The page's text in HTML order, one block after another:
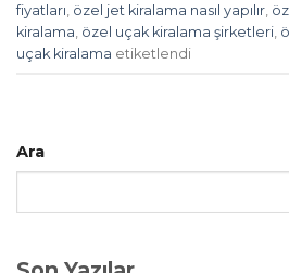
fiyatları özel jet kiralama nasıl yapılır
kiralama özel uçak kiralama şirketleri
uçak kiralama etiketlendi
Ara